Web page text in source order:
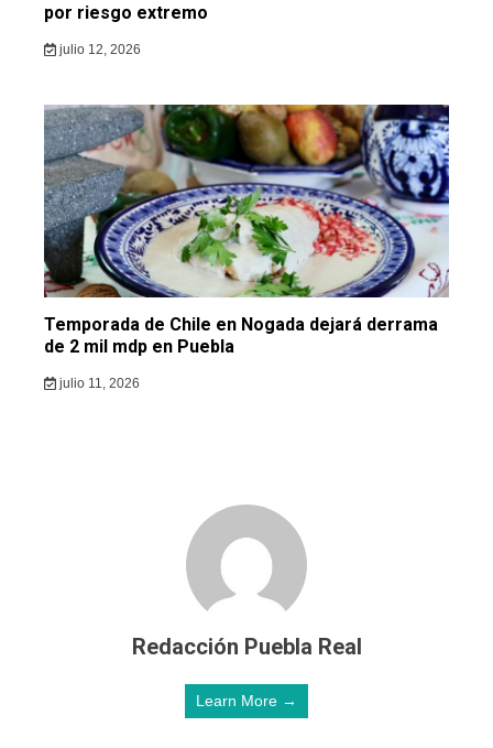
por riesgo extremo
julio 12, 2026
Temporada de Chile en Nogada dejará derrama
de 2 mil mdp en Puebla
julio 11, 2026
Redacción Puebla Real
Learn More →